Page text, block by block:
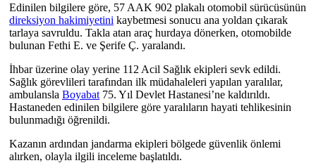
Edinilen bilgilere göre, 57 AAK 902 plakalı otomobil sürücüsünün
direksiyon hakimiyetini kaybetmesi sonucu ana yoldan çıkarak
tarlaya savruldu. Takla atan araç hurdaya dönerken, otomobilde
bulunan Fethi E. ve Şerife Ç. yaralandı.
İhbar üzerine olay yerine 112 Acil Sağlık ekipleri sevk edildi.
Sağlık görevlileri tarafından ilk müdahaleleri yapılan yaralılar,
ambulansla Boyabat 75. Yıl Devlet Hastanesi’ne kaldırıldı.
Hastaneden edinilen bilgilere göre yaralıların hayati tehlikesinin
bulunmadığı öğrenildi.
Kazanın ardından jandarma ekipleri bölgede güvenlik önlemi
alırken, olayla ilgili inceleme başlatıldı.